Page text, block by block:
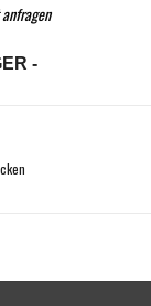
-
Reifenträger für